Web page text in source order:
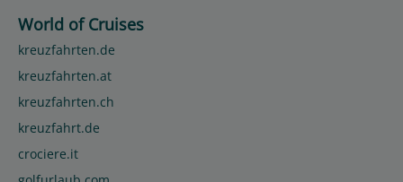
World of Cruises
kreuzfahrten.de
kreuzfahrten.at
kreuzfahrten.ch
kreuzfahrt.de
crociere.it